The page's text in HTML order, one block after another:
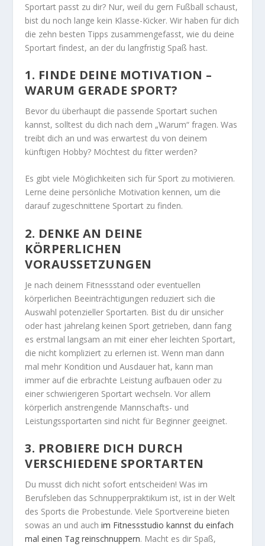
Sportart passt zu dir? Nur, weil du gern Fußball schaust,
bist du noch lange kein Klasse-Kicker. Wir haben für dich
die zehn besten Tipps zusammengefasst, wie du deine
Sportart findest, an der du langfristig Spaß hast.
1. FINDE DEINE MOTIVATION –
WARUM GERADE SPORT?
Bevor du überhaupt die passende Sportart suchen
kannst, solltest du dich nach dem „Warum“ fragen. Was
treibt dich an und was erwartest du von deinem
künftigen Hobby? Möchtest du fitter werden?
Es gibt viele Möglichkeiten sich für Sport zu motivieren.
Lerne deine persönliche Motivation kennen, um die
darauf zugeschnittene Sportart zu finden.
2. DENKE AN DEINE
KÖRPERLICHEN
VORAUSSETZUNGEN
Je nach deinem Fitnessstand oder eventuellen
körperlichen Beeinträchtigungen reduziert sich die
Auswahl potenzieller Sportarten. Bist du dir unsicher
oder hast jahrelang keinen Sport getrieben, dann fang
es erstmal langsam an mit einer eher leichten Sportart,
die nicht kompliziert zu erlernen ist. Wenn man dann
mal mehr Kondition und Ausdauer hat, kann man
immer auf die erbrachte Leistung aufbauen oder zu
einer schwierigeren Sportart wechseln. Vor allem
körperlich anstrengende Mannschafts- und
Leistungssportarten sind nicht für Beginner geeignet.
3. PROBIERE DICH DURCH
VERSCHIEDENE SPORTARTEN
Du musst dich nicht sofort entscheiden! Was im
Berufsleben das Schnupperpraktikum ist, ist in der Welt
des Sports die Probestunde. Viele Sportvereine bieten
sowas an und auchim Fitnessstudio kannst du einfach
mal einen Tag reinschnuppern. Macht es dir Spaß,